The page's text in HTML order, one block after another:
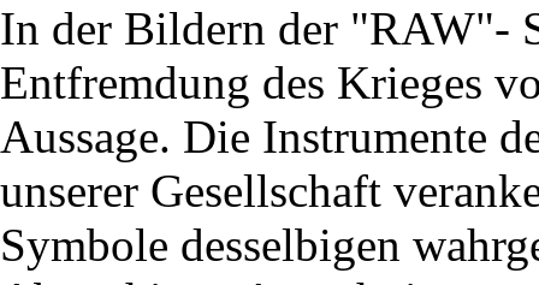
In der Bildern der "RAW"-
Entfremdung des Krieges
Aussage. Die Instrumente
unserer Gesellschaft
Symbole desselbigen